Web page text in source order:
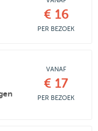
€ 16
PER BEZOEK
VANAF
€ 17
PER BEZOEK